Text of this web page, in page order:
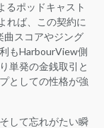
るポッドキャスト
れば、この契約に
曲スコアやジング
もHarbourView側
単発の金銭取引と
としての性格が強
して忘れがたい瞬